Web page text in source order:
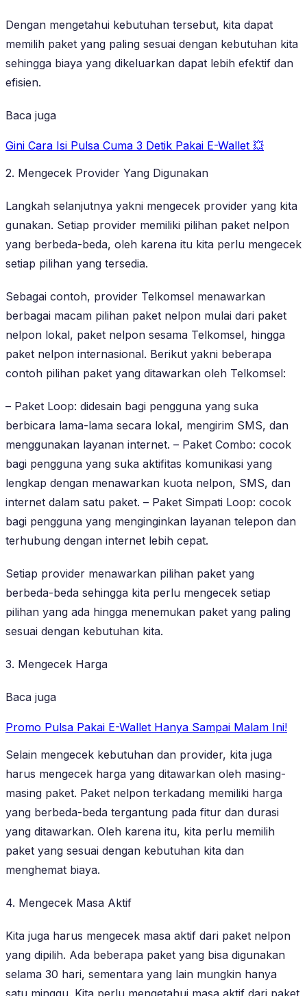
Dengan mengetahui kebutuhan tersebut, kita dapat
memilih paket yang paling sesuai dengan kebutuhan kita
sehingga biaya yang dikeluarkan dapat lebih efektif dan
efisien.
Baca juga
Gini Cara Isi Pulsa Cuma 3 Detik Pakai E-Wallet 💥
2. Mengecek Provider Yang Digunakan
Langkah selanjutnya yakni mengecek provider yang kita
gunakan. Setiap provider memiliki pilihan paket nelpon
yang berbeda-beda, oleh karena itu kita perlu mengecek
setiap pilihan yang tersedia.
Sebagai contoh, provider Telkomsel menawarkan
berbagai macam pilihan paket nelpon mulai dari paket
nelpon lokal, paket nelpon sesama Telkomsel, hingga
paket nelpon internasional. Berikut yakni beberapa
contoh pilihan paket yang ditawarkan oleh Telkomsel:
– Paket Loop: didesain bagi pengguna yang suka
berbicara lama-lama secara lokal, mengirim SMS, dan
menggunakan layanan internet. – Paket Combo: cocok
bagi pengguna yang suka aktifitas komunikasi yang
lengkap dengan menawarkan kuota nelpon, SMS, dan
internet dalam satu paket. – Paket Simpati Loop: cocok
bagi pengguna yang menginginkan layanan telepon dan
terhubung dengan internet lebih cepat.
Setiap provider menawarkan pilihan paket yang
berbeda-beda sehingga kita perlu mengecek setiap
pilihan yang ada hingga menemukan paket yang paling
sesuai dengan kebutuhan kita.
3. Mengecek Harga
Baca juga
Promo Pulsa Pakai E-Wallet Hanya Sampai Malam Ini!
Selain mengecek kebutuhan dan provider, kita juga
harus mengecek harga yang ditawarkan oleh masing-
masing paket. Paket nelpon terkadang memiliki harga
yang berbeda-beda tergantung pada fitur dan durasi
yang ditawarkan. Oleh karena itu, kita perlu memilih
paket yang sesuai dengan kebutuhan kita dan
menghemat biaya.
4. Mengecek Masa Aktif
Kita juga harus mengecek masa aktif dari paket nelpon
yang dipilih. Ada beberapa paket yang bisa digunakan
selama 30 hari, sementara yang lain mungkin hanya
satu minggu. Kita perlu mengetahui masa aktif dari paket